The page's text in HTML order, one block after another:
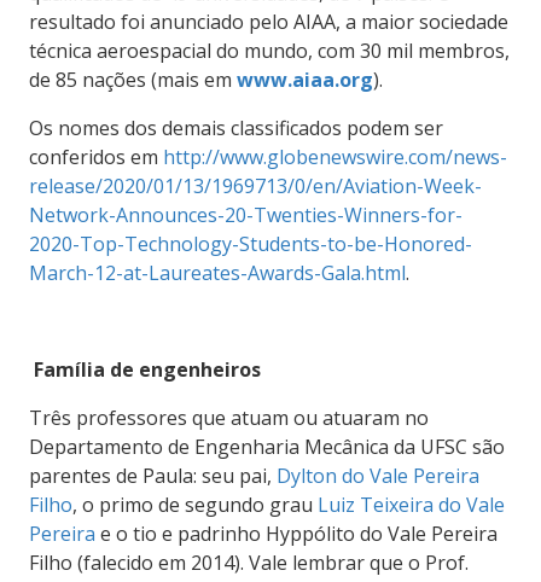
resultado foi anunciado pelo AIAA, a maior sociedade
técnica aeroespacial do mundo, com 30 mil membros,
de 85 nações (mais em www.aiaa.org).
Os nomes dos demais classificados podem ser
conferidos em http://www.globenewswire.com/news-
release/2020/01/13/1969713/0/en/Aviation-Week-
Network-Announces-20-Twenties-Winners-for-
2020-Top-Technology-Students-to-be-Honored-
March-12-at-Laureates-Awards-Gala.html.
Família de engenheiros
Três professores que atuam ou atuaram no
Departamento de Engenharia Mecânica da UFSC são
parentes de Paula: seu pai, Dylton do Vale Pereira
Filho, o primo de segundo grau Luiz Teixeira do Vale
Pereira e o tio e padrinho Hyppólito do Vale Pereira
Filho (falecido em 2014). Vale lembrar que o Prof.